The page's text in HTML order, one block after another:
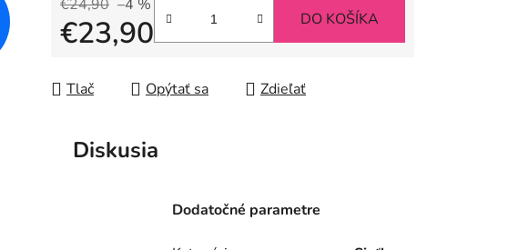
hviezdičiek.
€24,90 –4 %
€23,90 DO KOŠÍKA
Tlač Opýtať sa Zdieľať
Diskusia
Dodatočné parametre